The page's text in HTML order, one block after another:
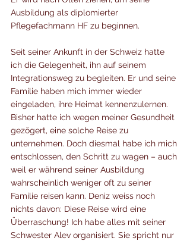
Ausbildung als diplomierter
Pflegefachmann HF zu beginnen.
Seit seiner Ankunft in der Schweiz hatte
ich die Gelegenheit, ihn auf seinem
Integrationsweg zu begleiten. Er und seine
Familie haben mich immer wieder
eingeladen, ihre Heimat kennenzulernen.
Bisher hatte ich wegen meiner Gesundheit
gezögert, eine solche Reise zu
unternehmen. Doch diesmal habe ich mich
entschlossen, den Schritt zu wagen – auch
weil er während seiner Ausbildung
wahrscheinlich weniger oft zu seiner
Familie reisen kann. Deniz weiss noch
nichts davon: Diese Reise wird eine
Überraschung! Ich habe alles mit seiner
Schwester Alev organisiert. Sie spricht nur